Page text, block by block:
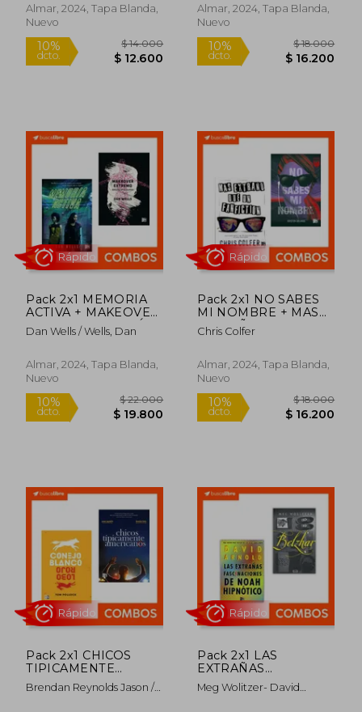
10%
dcto.
$ 20.000
$ 18.000
10%
dcto.
$
$
HAMBRE
Almar, 2024, Tapa Blanda,
Nuevo
Almar, 2024, Tapa Blanda,
Nuevo
Pack 2x1 MEMORIA
ACTIVA + MAKEOVER
EXTREMO : EDICIÓN
APOCALIPSIS
Dan Wells / Wells, Dan
Almar, 2024, Tapa Blanda,
Nuevo
Rápido
Pack 2x1 NO SABES
MI NOMBRE + MAS
EXTRAÑO QUE UN
FANFICTION
Chris Colfer
Almar, 2024, Tapa Blanda,
Nuevo
Rápido
Pack 2x1 CHICOS
TIPICAMENTE
AMERICANOS +
CONEJO BLANCO,
Brendan Reynolds Jason /
Pack 2x1 LAS
EXTRAÑAS
FASCINACIONES DE
NOAH HIPNOTICO +
Meg Wolitzer- David